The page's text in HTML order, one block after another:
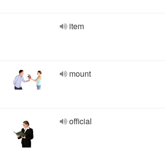
item
mount
official